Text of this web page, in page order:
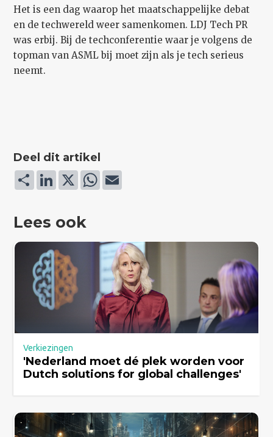
Het is een dag waarop het maatschappelijke debat
en de techwereld weer samenkomen. LDJ Tech PR
was erbij. Bij de techconferentie waar je volgens de
topman van ASML bij moet zijn als je tech serieus
neemt.
Deel dit artikel
Deel LinkedIn
X WhatsApp
Lees ook
Verkiezingen
'Nederland moet dé plek worden voor
Dutch solutions for global challenges'